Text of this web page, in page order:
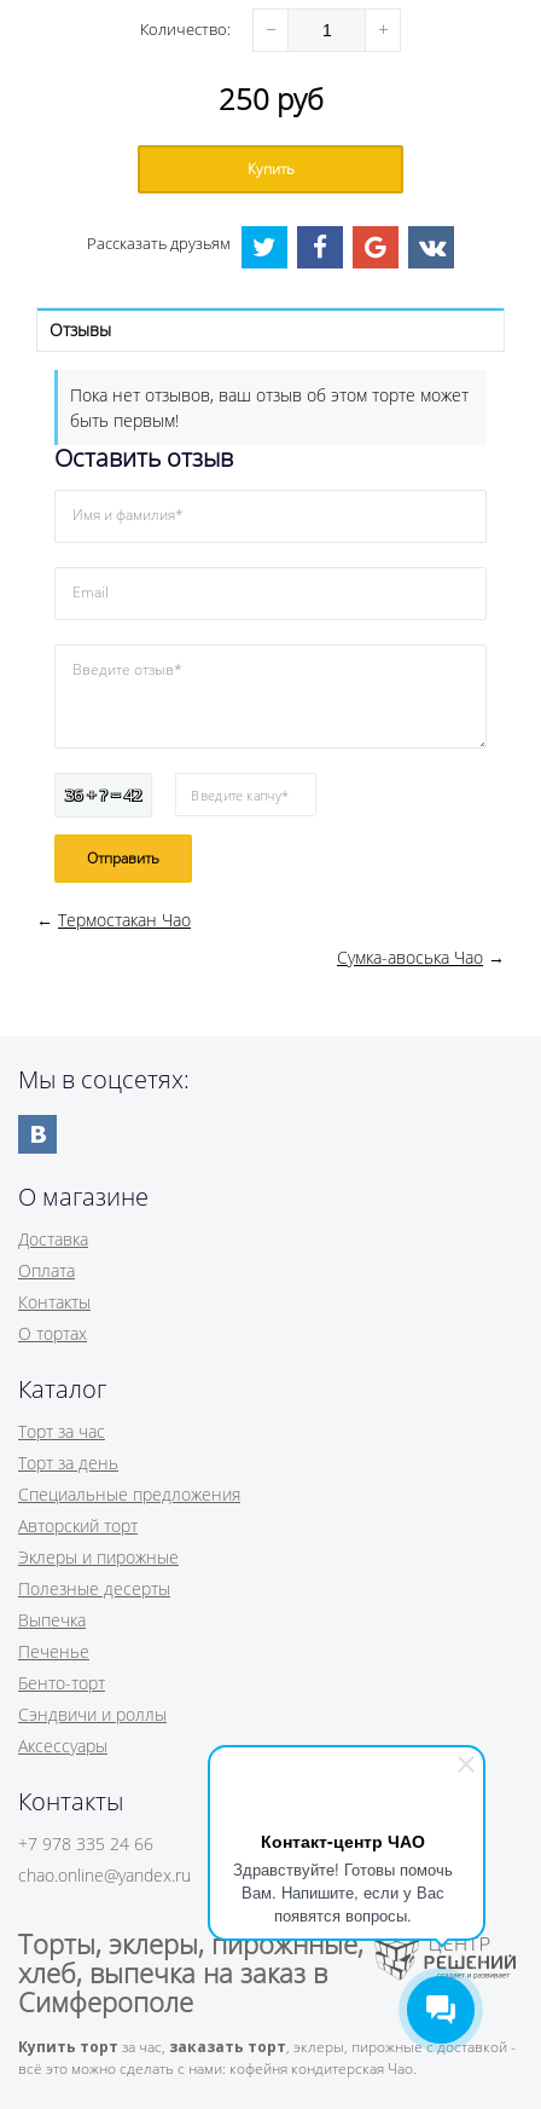
Контакт-центр ЧАО
Здравствуйте! Готовы помочь
Вам. Напишите, если у Вас
появятся вопросы.
Количество: − +
250 руб
Купить
Рассказать друзьям
Отзывы
Пока нет отзывов, ваш отзыв об этом торте может
быть первым!
Оставить отзыв
Имя и фамилия*
Email
Введите отзыв*
36 + ? = 42 Введите капчу*
← Термостакан Чао
Сумка-авоська Чао →
Мы в соцсетях:
О магазине
Доставка
Оплата
Контакты
О тортах
Каталог
Торт за час
Торт за день
Специальные предложения
Авторский торт
Эклеры и пирожные
Полезные десерты
Выпечка
Печенье
Бенто-торт
Сэндвичи и роллы
Аксессуары
Контакты
+7 978 335 24 66
chao.online@yandex.ru
Торты, эклеры, пирожнные,
хлеб, выпечка на заказ в
Симферополе
Купить торт за час, заказать торт, эклеры, пирожные с доставкой -
всё это можно сделать с нами: кофейня кондитерская Чао.